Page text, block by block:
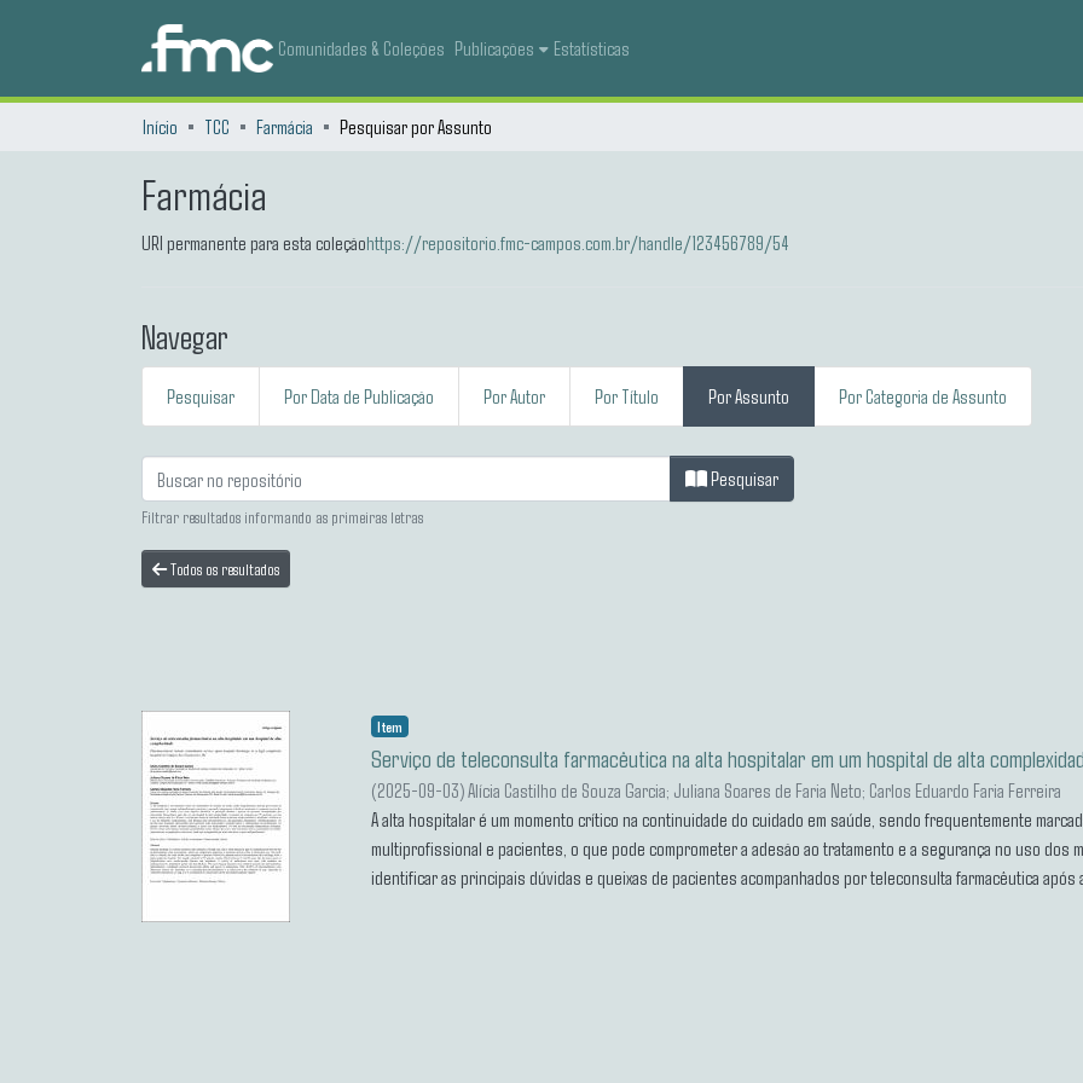
Comunidades & Coleções Publicações Estatísticas
Início TCC Farmácia Pesquisar por Assunto
Farmácia
URI permanente para esta coleçãohttps://repositorio.fmc-campos.com.br/handle/123456789/54
Navegar
Pesquisar Por Data de Publicação Por Autor Por Título Por Assunto Por Categoria de Assunto
Pesquisar
Filtrar resultados informando as primeiras letras
Todos os resultados
Item
Serviço de teleconsulta farmacêutica na alta hospitalar em um hospital de alta
(2025-09-03)Alícia Castilho de Souza Garcia; Juliana Soares de Faria Neto; Carlos Eduardo Faria Ferreira
A alta hospitalar é um momento crítico na continuidade do cuidado em saúde, sendo frequentemente
multiprofissional e pacientes, o que pode comprometer a adesão ao tratamento e a segurança no uso dos
identificar as principais dúvidas e queixas de pacientes acompanhados por teleconsulta farmacêutica após